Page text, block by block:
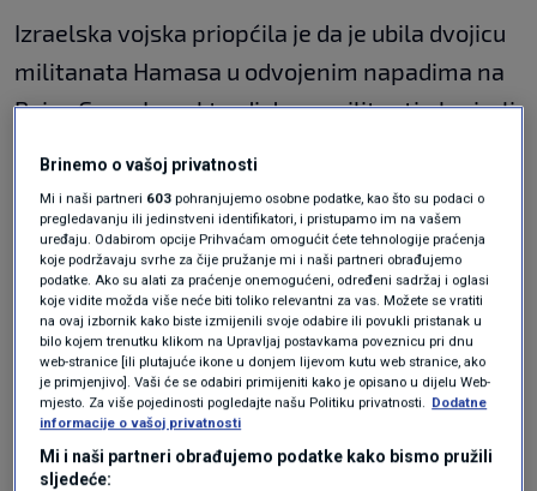
Izraelska vojska priopćila je da je ubila dvojicu
militanata Hamasa u odvojenim napadima na
Pojas Gaze. Izrael tvrdi da su militanti planirali
dokaza.
Nasilje dolazi u trenutku kada jeNikolaj
Mladenov, izaslanik u Trumpovom Odboru za
mir, trebao stići u Kairo, dan nakon što je
Hamas dostavio svoj odgovor na njegov
mirovni plan od 15 točaka.
Izrael napao dronom jug Libanona
Brinemo o vašoj privatnosti
Mi i naši partneri 603 pohranjujemo osobne podatke, kao što su podaci o
pregledavanju ili jedinstveni identifikatori, i pristupamo im na vašem
uređaju. Odabirom opcije Prihvaćam omogućit ćete tehnologije praćenja
koje podržavaju svrhe za čije pružanje mi i naši partneri obrađujemo
podatke. Ako su alati za praćenje onemogućeni, određeni sadržaj i oglasi
koje vidite možda više neće biti toliko relevantni za vas. Možete se vratiti
na ovaj izbornik kako biste izmijenili svoje odabire ili povukli pristanak u
bilo kojem trenutku klikom na Upravljaj postavkama poveznicu pri dnu
web-stranice [ili plutajuće ikone u donjem lijevom kutu web stranice, ako
je primjenjivo]. Vaši će se odabiri primijeniti kako je opisano u dijelu Web-
mjesto. Za više pojedinosti pogledajte našu Politiku privatnosti. Dodatne
informacije o vašoj privatnosti
Mi i naši partneri obrađujemo podatke kako bismo pružili
sljedeće: